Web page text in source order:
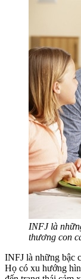
INFJ là
thương con
INFJ là những bậc
Họ có xu hướng